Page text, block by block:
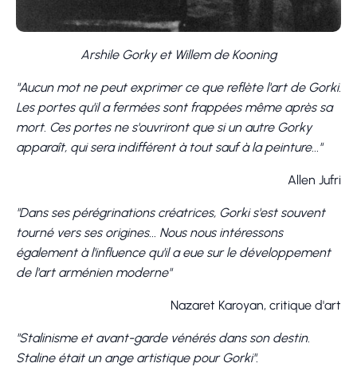
Arshile Gorky et Willem de Kooning
"Aucun mot ne peut exprimer ce que reflète l'art de Gorki.
Les portes qu'il a fermées sont frappées même après sa
mort. Ces portes ne s'ouvriront que si un autre Gorky
apparaît, qui sera indifférent à tout sauf à la peinture..."
Allen Jufri
"Dans ses pérégrinations créatrices, Gorki s'est souvent
tourné vers ses origines... Nous nous intéressons
également à l'influence qu'il a eue sur le développement
de l'art arménien moderne"
Nazaret Karoyan, critique d'art
"Stalinisme et avant-garde vénérés dans son destin.
Staline était un ange artistique pour Gorki".